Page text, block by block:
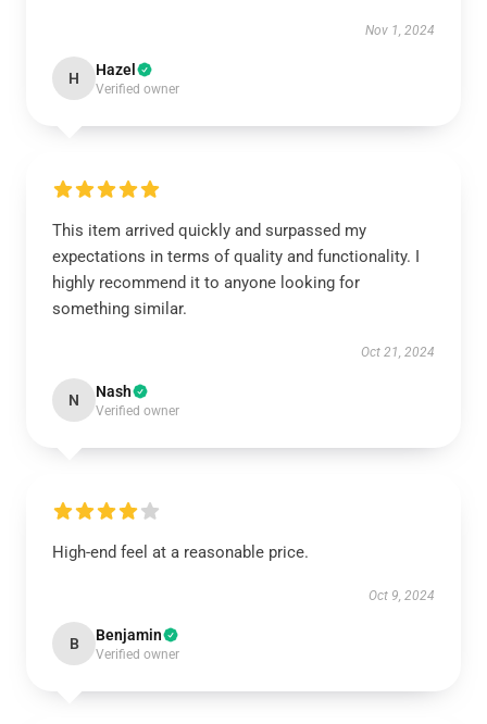
Nov 1, 2024
H Hazel
Verified owner
This item arrived quickly and surpassed my
expectations in terms of quality and functionality. I
highly recommend it to anyone looking for
something similar.
Oct 21, 2024
N Nash
Verified owner
High-end feel at a reasonable price.
Oct 9, 2024
B Benjamin
Verified owner